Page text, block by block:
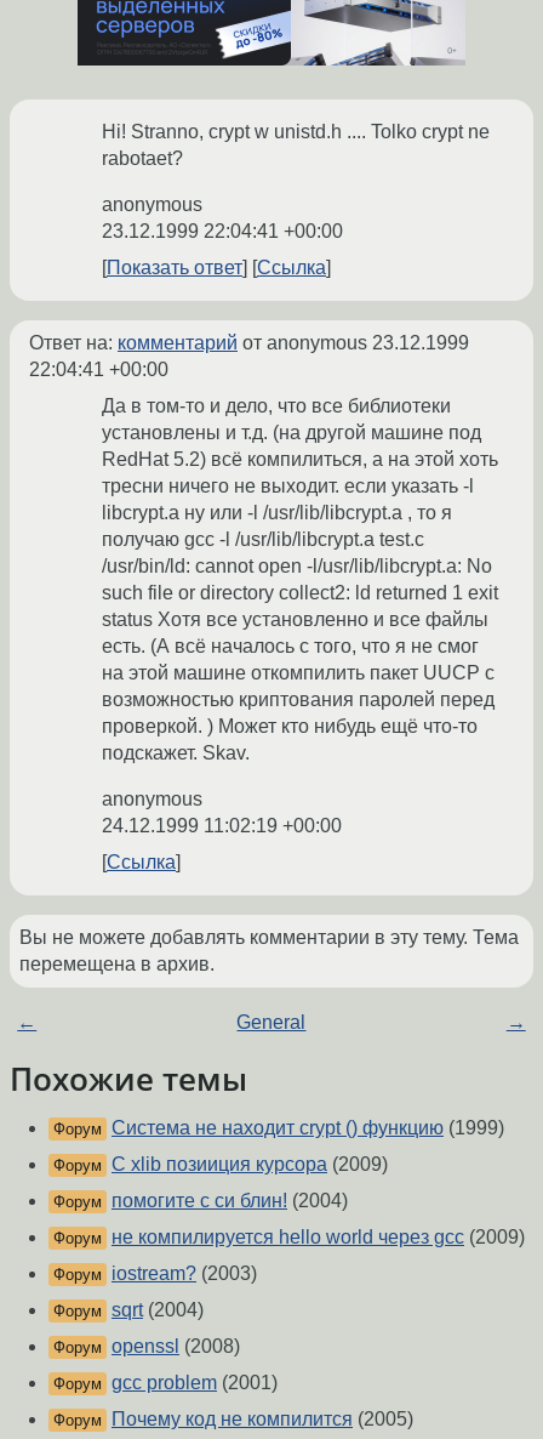
Hi! Stranno, crypt w unistd.h .... Tolko crypt ne
rabotaet?
anonymous
23.12.1999 22:04:41 +00:00
Показать ответ
Ссылка
Ответ на: комментарий от anonymous 23.12.1999
22:04:41 +00:00
Да в том-то и дело, что все библиотеки
установлены и т.д. (на другой машине под
RedHat 5.2) всё компилиться, а на этой хоть
тресни ничего не выходит. если указать -l
libcrypt.a ну или -l /usr/lib/libcrypt.a , то я
получаю gcc -l /usr/lib/libcrypt.a test.c
/usr/bin/ld: cannot open -l/usr/lib/libcrypt.a: No
such file or directory collect2: ld returned 1 exit
status Хотя все установленно и все файлы
есть. (А всё началось с того, что я не смог
на этой машине откомпилить пакет UUCP с
возможностью криптования паролей перед
проверкой. ) Может кто нибудь ещё что-то
подскажет. Skav.
anonymous
24.12.1999 11:02:19 +00:00
Ссылка
Вы не можете добавлять комментарии в эту тему. Тема
перемещена в архив.
← General →
Похожие темы
Форум Система не находит crypt () функцию (1999)
Форум C xlib позииция курсора (2009)
Форум помогите с си блин! (2004)
Форум не компилируется hello world через gcc (2009)
Форум iostream? (2003)
Форум sqrt(2004)
Форум openssl (2008)
Форум gcc problem (2001)
Форум Почему код не компилится (2005)